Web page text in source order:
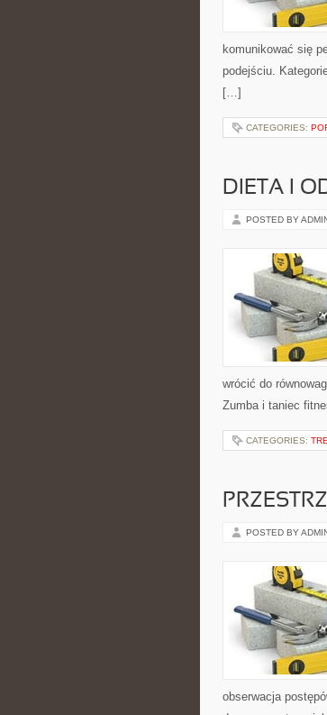
komunikować się
podejściu.
[…]
CATEGORIES:
DIETA I
POSTED BY
wrócić do
Zumba i taniec
CATEGORIES:
POSTED BY
obserwacja